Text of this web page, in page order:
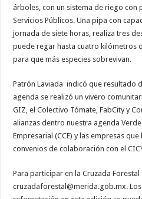
árboles, con un sistema de riego con
Servicios Públicos. Una pipa con
jornada de siete horas, realiza tres
puede regar hasta cuatro kilómetros
para que más especies sobrevivan.
Patrón Laviada indicó que resultado
agenda se realizó un vivero
GIZ, el Colectivo Tómate, FabCity y
alianzas dentro nuestra agenda
Empresarial (CCE) y las empresas
convenios de colaboración con el
Para participar en la Cruzada
cruzadaforestal@merida.gob.mx.